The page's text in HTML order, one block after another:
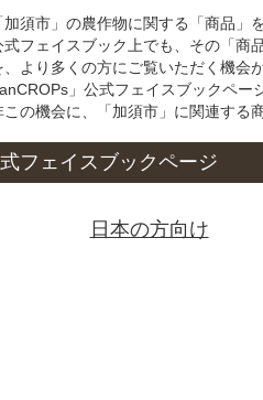
加須市」の農作物に関する「商品」
フェイスブック上でも、その「商
より多くの方にご覧いただく機会
」公式フェイスブックペ
この機会に、「加須市」に関連する
フェイスブックページ
日本の方向け